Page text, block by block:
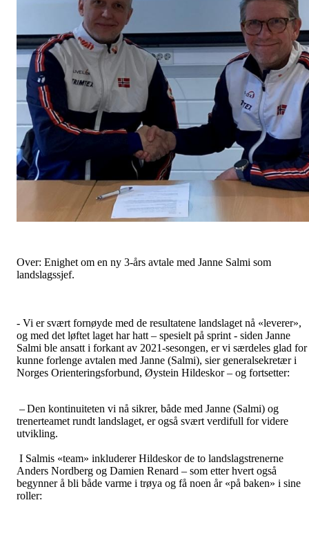
Over: Enighet om en ny 3-års avtale med Janne Salmi som
landslagssjef.
- Vi er svært fornøyde med de resultatene landslaget nå «leverer»,
og med det løftet laget har hatt – spesielt på sprint - siden Janne
Salmi ble ansatt i forkant av 2021-sesongen, er vi særdeles glad for
kunne forlenge avtalen med Janne (Salmi), sier generalsekretær i
Norges Orienteringsforbund, Øystein Hildeskor – og fortsetter:
– Den kontinuiteten vi nå sikrer, både med Janne (Salmi) og
trenerteamet rundt landslaget, er også svært verdifull for videre
utvikling.
I Salmis «team» inkluderer Hildeskor de to landslagstrenerne
Anders Nordberg og Damien Renard – som etter hvert også
begynner å bli både varme i trøya og få noen år «på baken» i sine
roller: